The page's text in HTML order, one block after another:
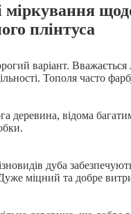
міркування
плінтуса
варіант. Вважається
Тополя часто
деревина, відома
дуба
міцний та добре